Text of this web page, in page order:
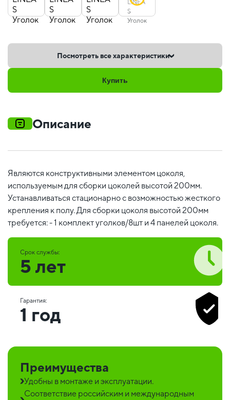
Посмотреть все характеристики
Купить
Описание
Являются конструктивными элементом цоколя,
используемым для сборки цоколей высотой 200мм.
Устанавливаться стационарно с возможностью жесткого
крепления к полу. Для сборки цоколя высотой 200мм
требуется: - 1 комплект уголков/8шт и 4 панелей цоколя.
Срок службы:
5 лет
Гарантия:
1 год
Преимущества
Удобны в монтаже и эксплуатации.
Соответствие российским и международным